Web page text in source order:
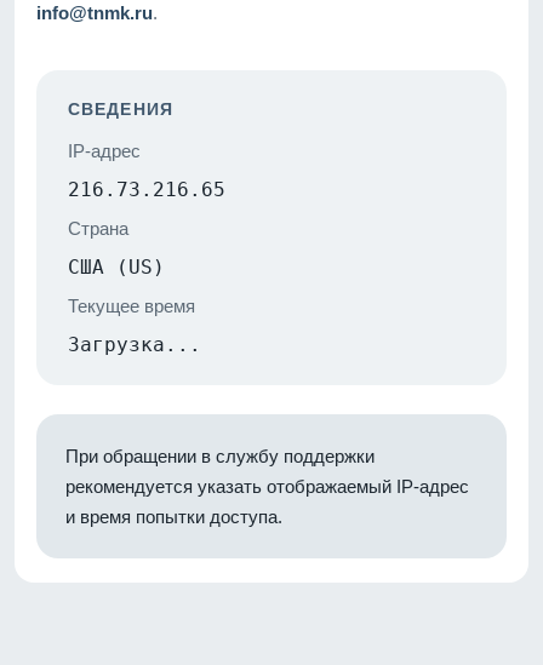
info@tnmk.ru.
СВЕДЕНИЯ
IP-адрес
216.73.216.65
Страна
США (US)
Текущее время
Загрузка...
При обращении в службу поддержки
рекомендуется указать отображаемый IP-адрес
и время попытки доступа.